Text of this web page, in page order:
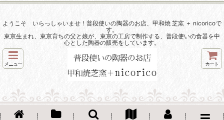
ようこそ いらっしゃいませ！普段使いの陶器のお店、甲和焼 芝窯 ＋ nicoricoで
す。
東京生まれ、東京育ちの父と娘が、東京の工房で制作する、普段使いの食器を中
心とした陶器の販売をしています。
メニュー カート